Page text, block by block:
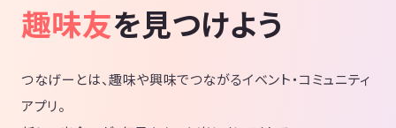
趣味友を見つけよう
つなげーとは、趣味や興味でつながるイベント・コミュニティ
アプリ。